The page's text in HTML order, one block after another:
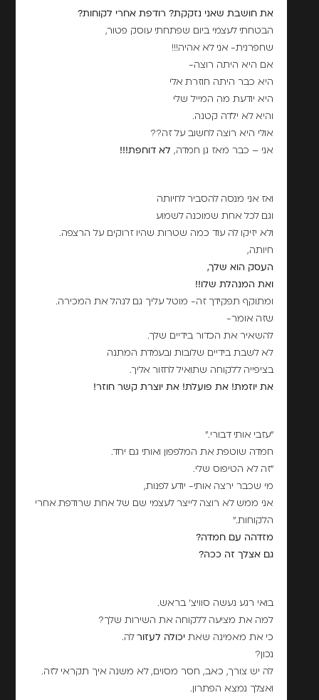
את חושבת שאני נזקקת? רודפת אחרי לקוחות?
הבטחתי לעצמי ביום שפתחתי עוסק פטור,
שחפרנית- אני לא אהיה!!!
אם היא היתה רוצה-
היא כבר היתה חוזרת אלי
היא יודעת מה המייל שלי
והיא לא ילדה קטנה.
אולי היא רוצה לחשוב על זה??
אני – כבר מאז גן חמדה, לא דוחפת!!!
ואז אני מנסה להסביר לחיותה
וגם לכל אחת שמוכנה לשמוע
ולא יזיקו לה עוד כמה שטרות שהיו זרוקים על הרצפה.
חיותה,
העסק הוא שלך,
ואת המנהלת שלו!!
ומתוקף תפקידך זה- מוטל עליך גם לנהל את המכירה.
שזה אומר-
להשאיר את הכדור בידיים שלך.
לא לשבת בידיים שלובות ובעמדת המתנה
בציפייה ללקוחה שתואיל לחזור אליך.
את יוזמת! את פועלת! את יוצרת קשר חוזר!
"עזבי אותי דבורי."
חמדה שוטפת את המלפפון ואותי גם יחד.
"זה לא הטיפוס שלי.
מי שכבר ירצה אותי- יודע לפנות,
אני ממש לא רוצה לייצר לעצמי שם של אחת שרודפת אחרי
הלקוחות."
מזדהה עם חמדה?
גם אצלך זה ככה?
בואי רגע נעשה סוויצ' בראש.
למה את מציעה ללקוחה את השירות שלך?
כי את מאמינה שאתיכולה לעזורלה.
נכון?
לה יש צורך, כאב, חסר מסוים, לא משנה איך תקראי לזה.
ואצלך נמצא הפתרון.